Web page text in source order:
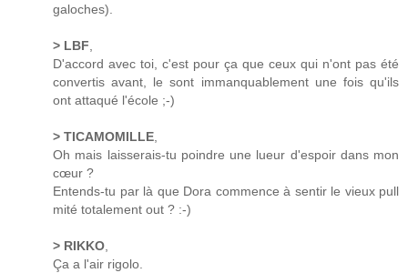
galoches).
> LBF,
D'accord avec toi, c'est pour ça que ceux qui n'ont pas été
convertis avant, le sont immanquablement une fois qu'ils
ont attaqué l'école ;-)
> TICAMOMILLE,
Oh mais laisserais-tu poindre une lueur d'espoir dans mon
cœur ?
Entends-tu par là que Dora commence à sentir le vieux pull
mité totalement out ? :-)
> RIKKO,
Ça a l'air rigolo.